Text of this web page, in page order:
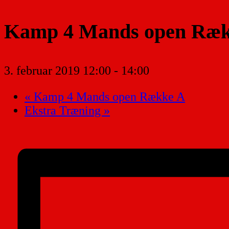
Kamp 4 Mands open
3. februar 2019 12:00 - 14:00
« Kamp 4 Mands open Række A
Ekstra Træning »